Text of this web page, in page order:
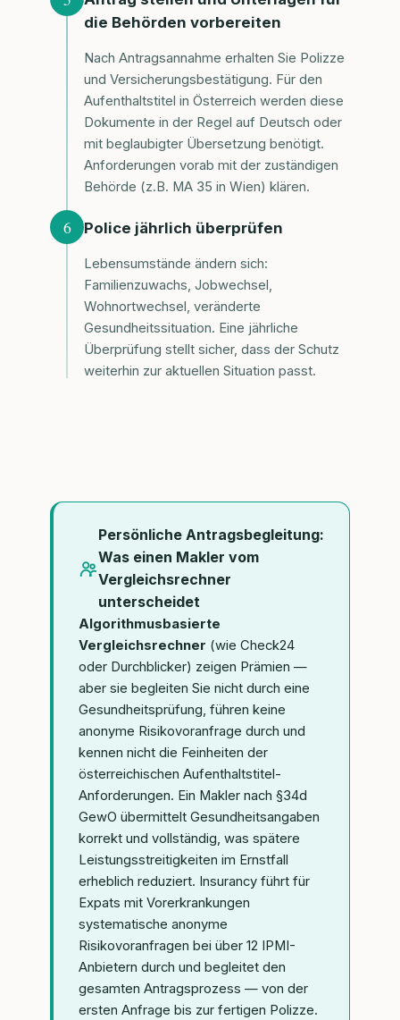
die Behörden vorbereiten
Nach Antragsannahme erhalten Sie Polizze
und Versicherungsbestätigung. Für den
Aufenthaltstitel in Österreich werden diese
Dokumente in der Regel auf Deutsch oder
mit beglaubigter Übersetzung benötigt.
Anforderungen vorab mit der zuständigen
Behörde (z.B. MA 35 in Wien) klären.
6 Police jährlich überprüfen
Lebensumstände ändern sich:
Familienzuwachs, Jobwechsel,
Wohnortwechsel, veränderte
Gesundheitssituation. Eine jährliche
Überprüfung stellt sicher, dass der Schutz
weiterhin zur aktuellen Situation passt.
Persönliche Antragsbegleitung:
Was einen Makler vom
Vergleichsrechner
unterscheidet
Algorithmusbasierte
Vergleichsrechner (wie Check24
oder Durchblicker) zeigen Prämien —
aber sie begleiten Sie nicht durch eine
Gesundheitsprüfung, führen keine
anonyme Risikovoranfrage durch und
kennen nicht die Feinheiten der
österreichischen Aufenthaltstitel-
Anforderungen. Ein Makler nach §34d
GewO übermittelt Gesundheitsangaben
korrekt und vollständig, was spätere
Leistungsstreitigkeiten im Ernstfall
erheblich reduziert. Insurancy führt für
Expats mit Vorerkrankungen
systematische anonyme
Risikovoranfragen bei über 12 IPMI-
Anbietern durch und begleitet den
gesamten Antragsprozess — von der
ersten Anfrage bis zur fertigen Polizze.